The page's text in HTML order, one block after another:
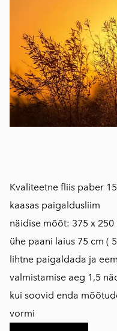
Kvaliteetne fliis paber
kaasas paigaldusliim
näidise mõõt: 375 x
ühe paani laius 75 cm (
lihtne paigaldada ja
valmistamise aeg 1,5
kui soovid enda
vormi